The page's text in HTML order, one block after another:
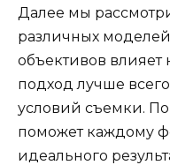
Далее мы
различных
объективов влияет
подход лучше
условий съемки.
поможет каждому
идеального